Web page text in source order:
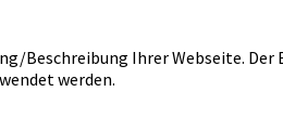
Beschreibung Ihrer Webseite. Der
werden.